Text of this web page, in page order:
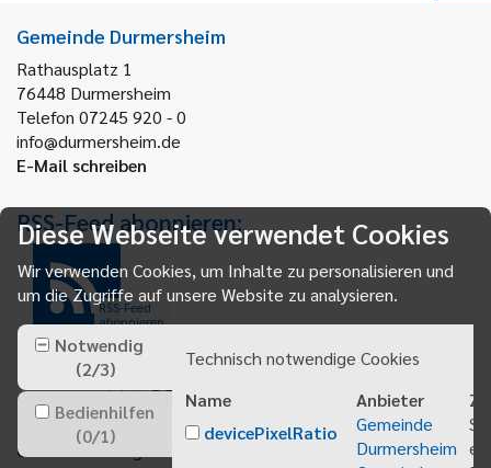
Gemeinde Durmersheim
Rathausplatz 1
76448 Durmersheim
Telefon 07245 920 - 0
info@durmersheim.de
E-Mail schreiben
RSS-Feed abonnieren:
RSS-Feed
abonnieren
Gemeindeanzeiger abonnieren
Diese Webseite verwendet Cookies
Wir verwenden Cookies, um Inhalte zu personalisieren und
um die Zugriffe auf unsere Website zu analysieren.
Notwendig
(2/3)
Bedienhilfen
(0/1)
Technisch notwendige Cookies
Name
Anbieter
devicePixelRatio
Gemeinde
Durmersheim